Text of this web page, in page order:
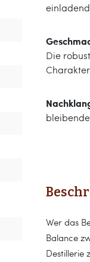
Die
Wer das
Balance
Destillerie